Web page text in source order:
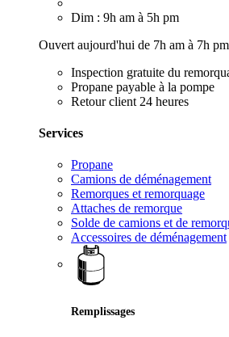
Dim : 9h am à 5h pm
Ouvert aujourd'hui de 7h am à 7h pm
Inspection gratuite du
Propane payable à la pompe
Retour client 24 heures
Services
Propane
Camions de déménagement
Remorques et remorquage
Attaches de remorque
Solde de camions et de
Accessoires de déménagement
Remplissages